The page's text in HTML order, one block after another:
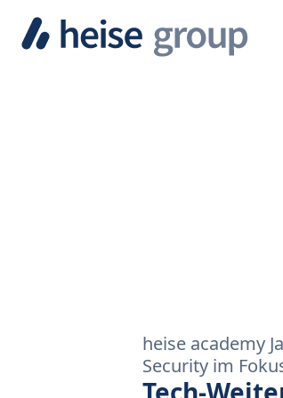
heise academy
Security im